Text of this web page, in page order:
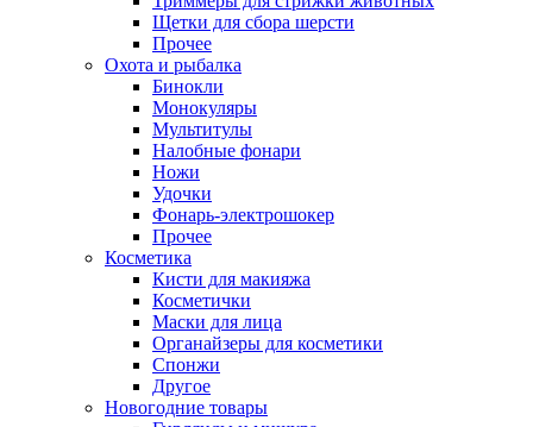
Щетки для сбора шерсти
Прочее
Охота и рыбалка
Бинокли
Монокуляры
Мультитулы
Налобные фонари
Ножи
Удочки
Фонарь-электрошокер
Прочее
Косметика
Кисти для макияжа
Косметички
Маски для лица
Органайзеры для косметики
Спонжи
Другое
Новогодние товары